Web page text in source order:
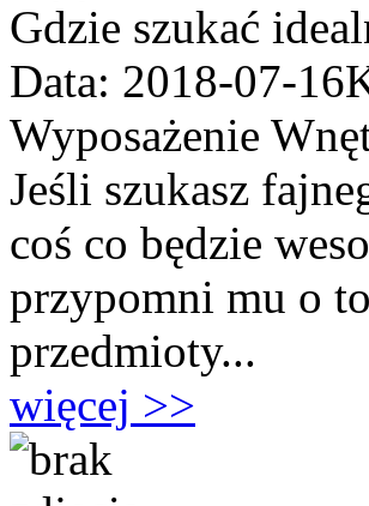
Gdzie szukać
Data: 2018-07-16
Wyposażenie
Jeśli szukasz
coś co będzie
przypomni mu o
przedmioty...
więcej >>